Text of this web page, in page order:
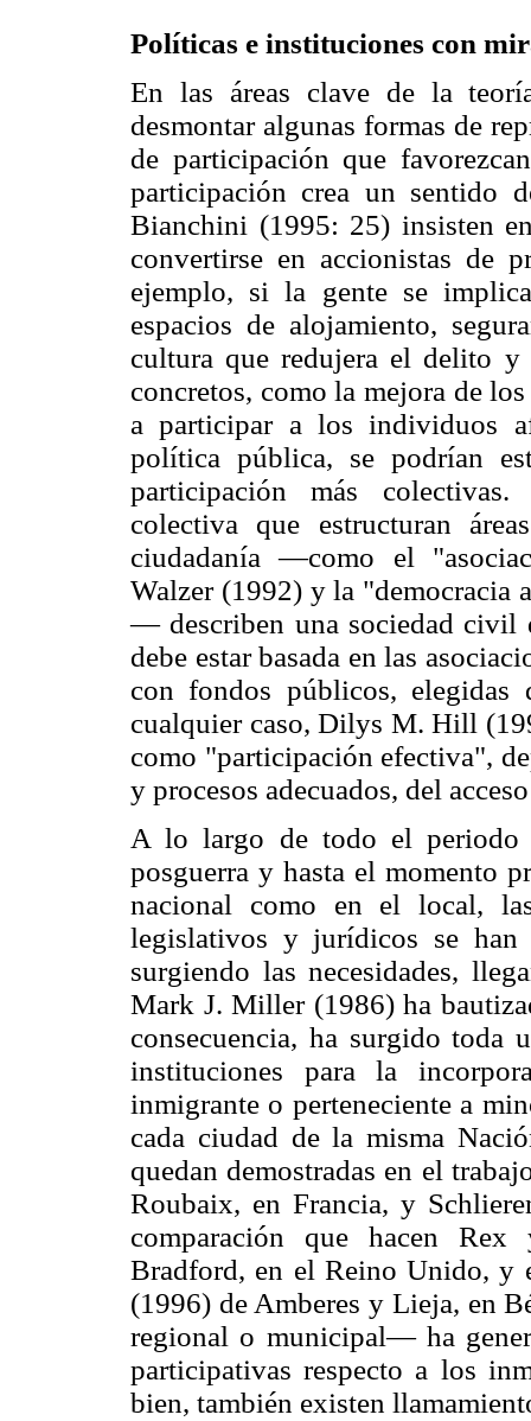
Políticas e instituciones con
En las áreas clave de la
desmontar algunas formas de
de participación que
participación crea un sentido
Bianchini (1995: 25) insisten
convertirse en accionistas de
ejemplo, si la gente se
espacios de alojamiento,
cultura que redujera el delito y
concretos, como la mejora de
a participar a los individuos
política pública, se podrían
participación más colectivas.
colectiva que estructuran
ciudadanía —como el
Walzer (1992) y la "democracia
— describen una sociedad civil
debe estar basada en las
con fondos públicos, elegidas
cualquier caso, Dilys M. Hill
como "participación efectiva",
y procesos adecuados, del
A lo largo de todo el periodo
posguerra y hasta el momento
nacional como en el local,
legislativos y jurídicos se han
surgiendo las necesidades,
Mark J. Miller (1986) ha
consecuencia, ha surgido toda
instituciones para la
inmigrante o perteneciente a
cada ciudad de la misma
quedan demostradas en el
Roubaix, en Francia, y
comparación que hacen
Bradford, en el Reino Unido, y
(1996) de Amberes y Lieja, en
regional o municipal— ha
participativas respecto a los
bien, también existen